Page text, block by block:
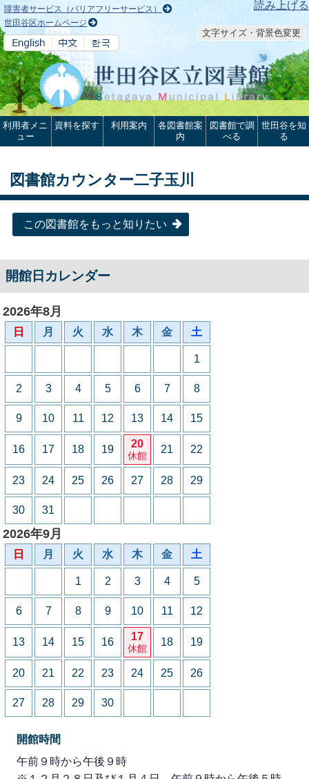
本文へ 読み上げる
障害者サービス（バリアフリーサービス）
世田谷区ホームページ
文字サイズ・背景色変更
利用者メニ
ュー
資料を探す 利用案内
各図書館案
内
図書館で調
べる
世田谷を知
る
図書館カウンター二子玉川
この図書館をもっと知りたい
開館日カレンダー
2026年8月
日 月 火 水 木 金 土
1
2 3 4 5 6 7 8
9 10 11 12 13 14 15
16 17 18 19 20
休館
21 22
23 24 25 26 27 28 29
30 31
2026年9月
日 月 火 水 木 金 土
1 2 3 4 5
6 7 8 9 10 11 12
13 14 15 16 17
休館
18 19
20 21 22 23 24 25 26
27 28 29 30
開館時間
午前９時から午後９時